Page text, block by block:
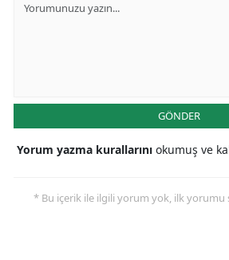
GÖNDER
Yorum yazma kurallarını okumuş ve
* Bu içerik ile ilgili yorum yok, ilk yorumu